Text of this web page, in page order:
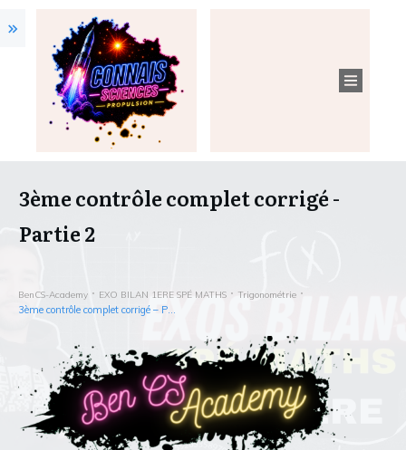
3ème contrôle complet corrigé -
Partie 2
BenCS-Academy EXO BILAN 1ERE SPÉ MATHS Trigonométrie
3ème contrôle complet corrigé – Partie 2